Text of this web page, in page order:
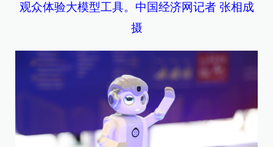
观众体验大模型工具。中国经济网记者 张相成
摄